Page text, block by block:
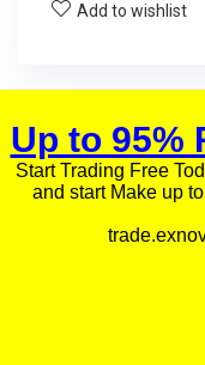
Add to wishlist